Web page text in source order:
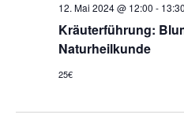
Kräuterführung:
Naturheilkunde
12. Mai 2024 @ 12:00 - 13:30
25€